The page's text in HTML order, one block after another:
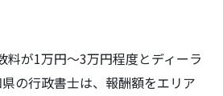
料が1万円～3万円程度とディーラ
の行政書士は、報酬額をエリア